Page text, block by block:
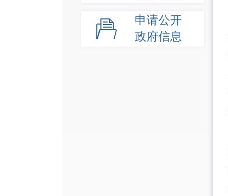
申请公开
政府信息